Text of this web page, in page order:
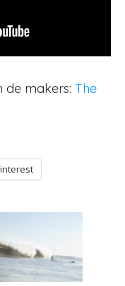
de makers: The